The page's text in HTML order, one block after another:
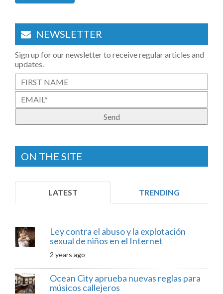
NEWSLETTER
Sign up for our newsletter to receive regular articles and
updates.
ON THE SITE
LATEST TRENDING
Ley contra el abuso y la explotación
sexual de niños en el Internet
2 years ago
Ocean City aprueba nuevas reglas para
músicos callejeros